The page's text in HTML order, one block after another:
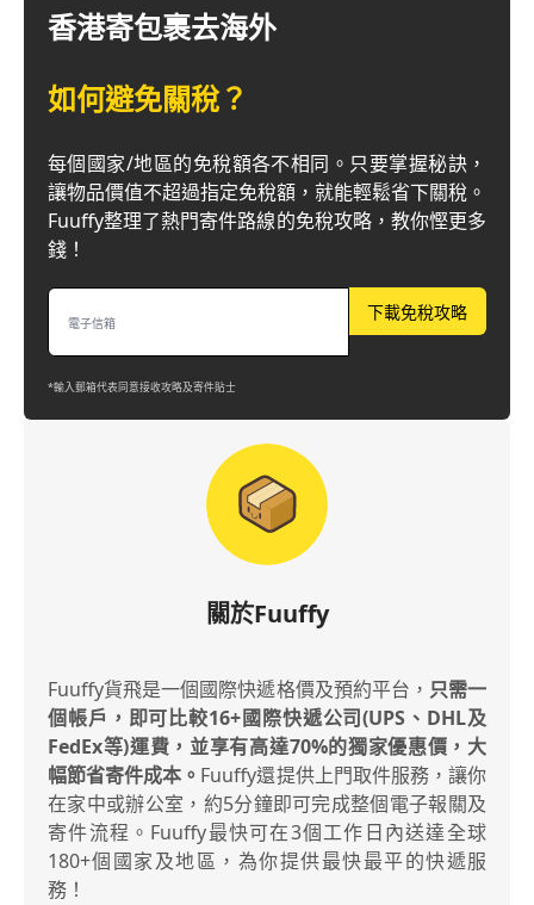
關於Fuuffy
Fuuffy貨飛是一個國際快遞格價及預約平台， 只需一
個帳戶，即可比較16+國際快遞公司(UPS、DHL及
FedEx等)運費，並享有高達70%的獨家優惠價，大
幅節省寄件成本。 Fuuffy還提供上門取件服務，讓你
在家中或辦公室，約5分鐘即可完成整個電子報關及
寄件流程。Fuuffy最快可在3個工作日內送達全球
180+個國家及地區，為你提供最快最平的快遞服
務！
香港寄包裹去海外
如何避免關稅？
每個國家/地區的免稅額各不相同。只要掌握秘訣，
讓物品價值不超過指定免稅額，就能輕鬆省下關稅。
Fuuffy整理了熱門寄件路線的免稅攻略，教你慳更多
錢！
下載免稅攻略
*輸入郵箱代表同意接收攻略及寄件貼士